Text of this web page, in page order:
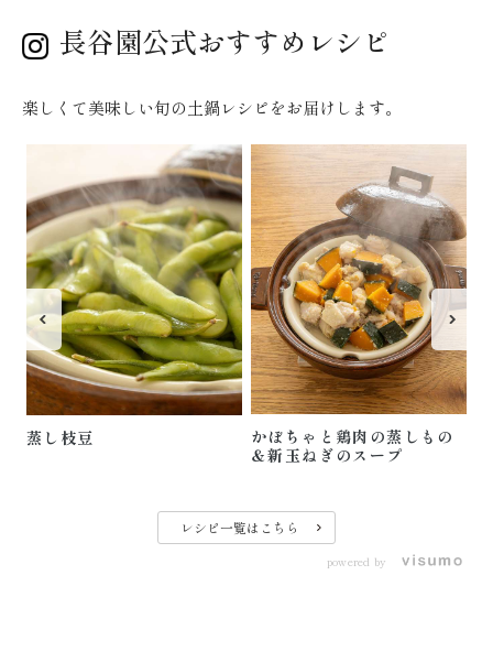
長谷園公式おすすめレシピ
楽しくて美味しい旬の土鍋レシピをお届けします。
蒸し枝豆
かぼちゃと鶏肉の蒸しもの
＆新玉ねぎのスープ
レシピ一覧はこちら
powered by